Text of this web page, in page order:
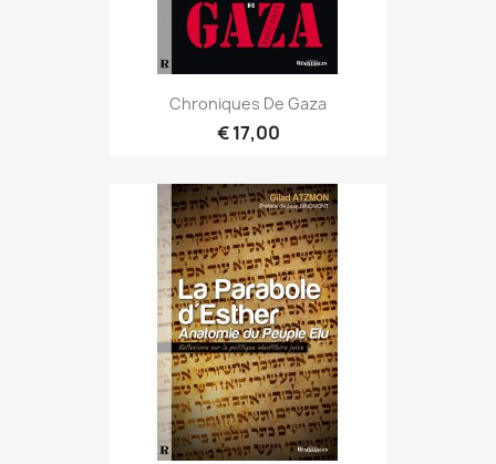
Chroniques De Gaza
€ 17,00